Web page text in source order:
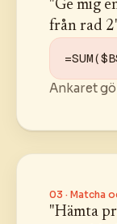
"Ge mig
från rad
Ankaret
03 · Matcha
"Hämta